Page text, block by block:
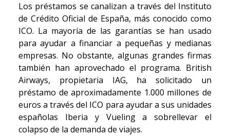
Los préstamos se canalizan a través del Instituto
de Crédito Oficial de España, más conocido como
ICO. La mayoría de las garantías se han usado
para ayudar a financiar a pequeñas y medianas
empresas. No obstante, algunas grandes firmas
también han aprovechado el programa. British
Airways, propietaria IAG, ha solicitado un
préstamo de aproximadamente 1.000 millones de
euros a través del ICO para ayudar a sus unidades
españolas Iberia y Vueling a sobrellevar el
colapso de la demanda de viajes.